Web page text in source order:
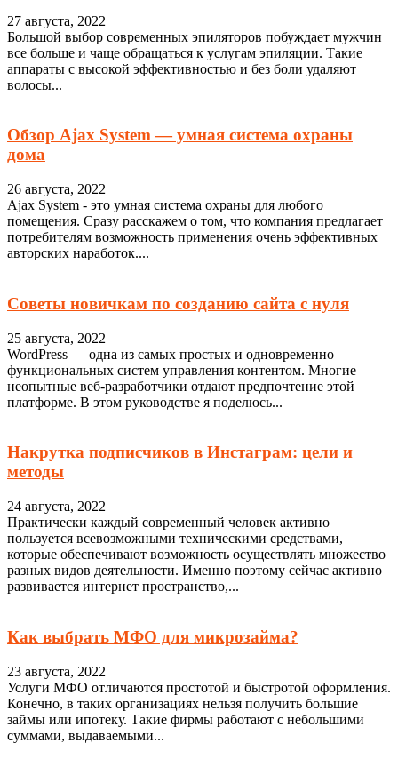
27 августа, 2022
Большой выбор современных эпиляторов побуждает мужчин
все больше и чаще обращаться к услугам эпиляции. Такие
аппараты с высокой эффективностью и без боли удаляют
волосы...
Обзор Ajax System — умная система охраны
дома
26 августа, 2022
Ajax System - это умная система охраны для любого
помещения. Сразу расскажем о том, что компания предлагает
потребителям возможность применения очень эффективных
авторских наработок....
Советы новичкам по созданию сайта с нуля
25 августа, 2022
WordPress — одна из самых простых и одновременно
функциональных систем управления контентом. Многие
неопытные веб-разработчики отдают предпочтение этой
платформе. В этом руководстве я поделюсь...
Накрутка подписчиков в Инстаграм: цели и
методы
24 августа, 2022
Практически каждый современный человек активно
пользуется всевозможными техническими средствами,
которые обеспечивают возможность осуществлять множество
разных видов деятельности. Именно поэтому сейчас активно
развивается интернет пространство,...
Как выбрать МФО для микрозайма?
23 августа, 2022
Услуги МФО отличаются простотой и быстротой оформления.
Конечно, в таких организациях нельзя получить большие
займы или ипотеку. Такие фирмы работают с небольшими
суммами, выдаваемыми...